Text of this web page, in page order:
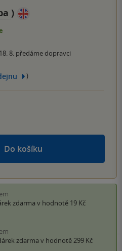
)
8. předáme dopravci
)
Do košíku
zdarma v hodnotě 19 Kč
zdarma v hodnotě 299 Kč